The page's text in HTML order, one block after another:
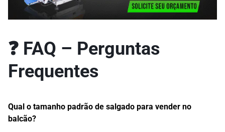
❓ FAQ – Perguntas
Frequentes
Qual o tamanho padrão de salgado para vender no
balcão?